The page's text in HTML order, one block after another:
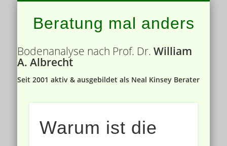
Beratung mal anders
Bodenanalyse nach Prof. Dr. William
A. Albrecht
Seit 2001 aktiv & ausgebildet als Neal Kinsey Berater
Warum ist die